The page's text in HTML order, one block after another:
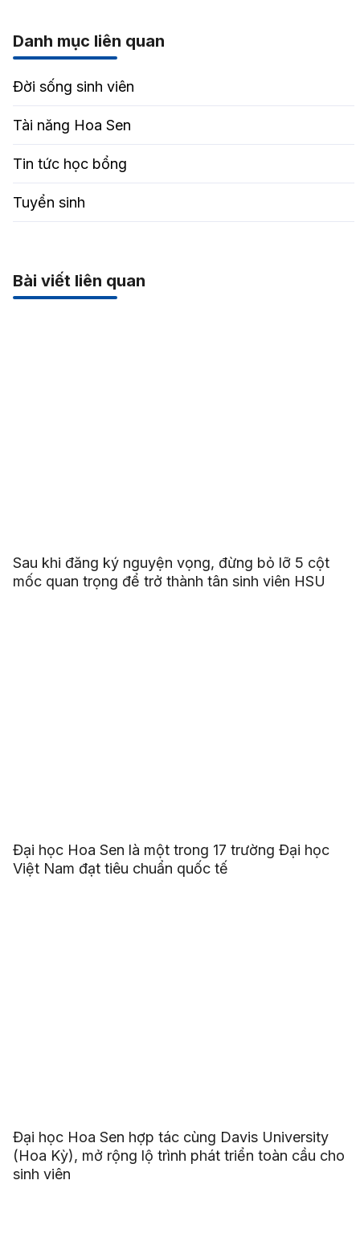
Danh mục liên quan
Đời sống sinh viên
Tài năng Hoa Sen
Tin tức học bổng
Tuyển sinh
Bài viết liên quan
Sau khi đăng ký nguyện vọng, đừng bỏ lỡ 5 cột
mốc quan trọng để trở thành tân sinh viên HSU
Đại học Hoa Sen là một trong 17 trường Đại học
Việt Nam đạt tiêu chuẩn quốc tế
Đại học Hoa Sen hợp tác cùng Davis University
(Hoa Kỳ), mở rộng lộ trình phát triển toàn cầu cho
sinh viên